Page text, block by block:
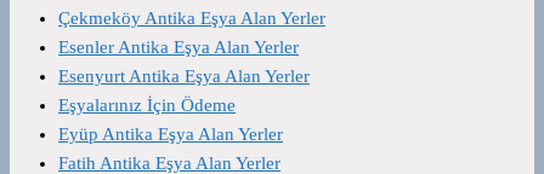
Çekmeköy Antika Eşya Alan Yerler
Esenler Antika Eşya Alan Yerler
Esenyurt Antika Eşya Alan Yerler
Eşyalarınız İçin Ödeme
Eyüp Antika Eşya Alan Yerler
Fatih Antika Eşya Alan Yerler